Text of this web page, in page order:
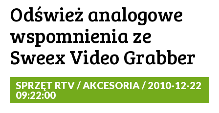
Odśwież analogowe
wspomnienia ze
Sweex Video Grabber
SPRZĘT RTV / AKCESORIA / 2010-12-22
09:22:00